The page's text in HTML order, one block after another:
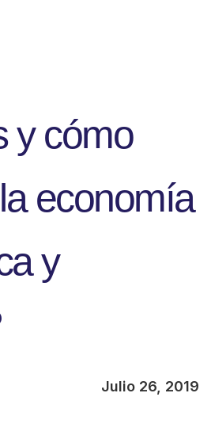
y cómo
economía
y
Julio 26, 2019